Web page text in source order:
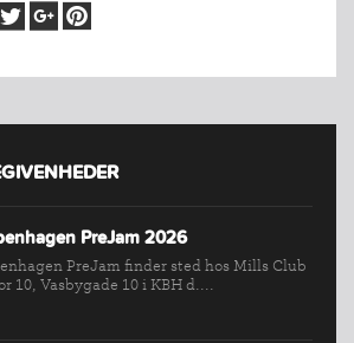
PreJam 2026
PreJam finder sted hos Mills Club
10, Vasbygade 10 i KBH d....